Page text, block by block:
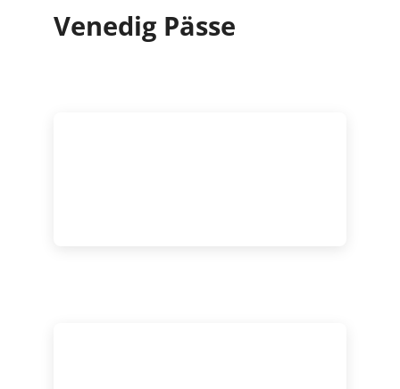
Venedig Pässe